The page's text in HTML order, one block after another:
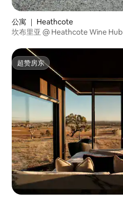
公寓 ｜ Heathcote
坎布里亚 @ Heathcote Wine Hub
超赞房东
超赞房东